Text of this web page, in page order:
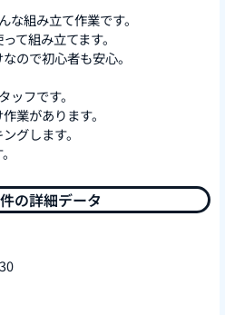
組み立て作業です。
て組み立てます。
ので初心者も安心。
フです。
業があります。
グします。
の詳細データ